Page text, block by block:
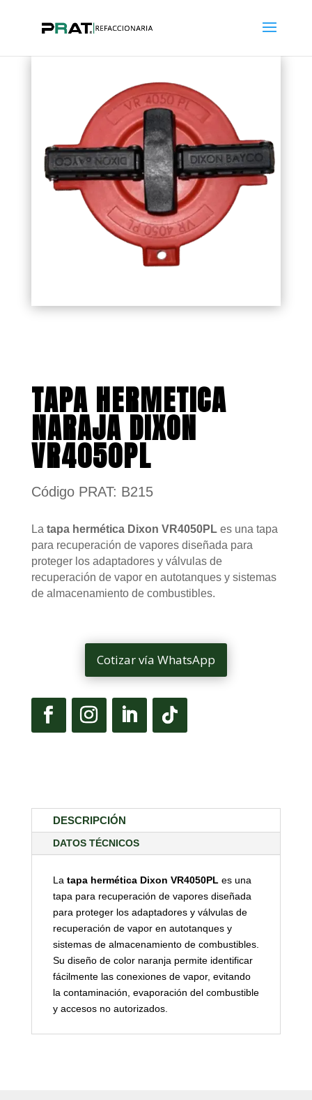
TAPA HERMETICA
NARAJA DIXON
VR4050PL
Código PRAT: B215
La tapa hermética Dixon VR4050PLes una tapa
para recuperación de vapores diseñada para
proteger los adaptadores y válvulas de
recuperación de vapor en autotanques y sistemas
de almacenamiento de combustibles.
Cotizar vía WhatsApp
DESCRIPCIÓN
DATOS TÉCNICOS
La tapa hermética Dixon VR4050PLes una
tapa para recuperación de vapores diseñada
para proteger los adaptadores y válvulas de
recuperación de vapor en autotanques y
sistemas de almacenamiento de combustibles.
Su diseño de color naranja permite identificar
fácilmente las conexiones de vapor, evitando
la contaminación, evaporación del combustible
y accesos no autorizados.